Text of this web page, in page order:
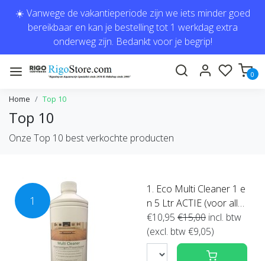
☀️ Vanwege de vakantieperiode zijn we iets minder goed
bereikbaar en kan je bestelling tot 1 werkdag extra
onderweg zijn. Bedankt voor je begrip!
0
Home Top 10
Top 10
Onze Top 10 best verkochte producten
1
1. Eco Multi Cleaner 1 e
n 5 Ltr ACTIE (voor alle
vloeren geschikt)
€10,95 €15,00 incl. btw
(excl. btw €9,05)